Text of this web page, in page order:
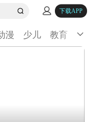
下载APP
漫 少儿 教育 生